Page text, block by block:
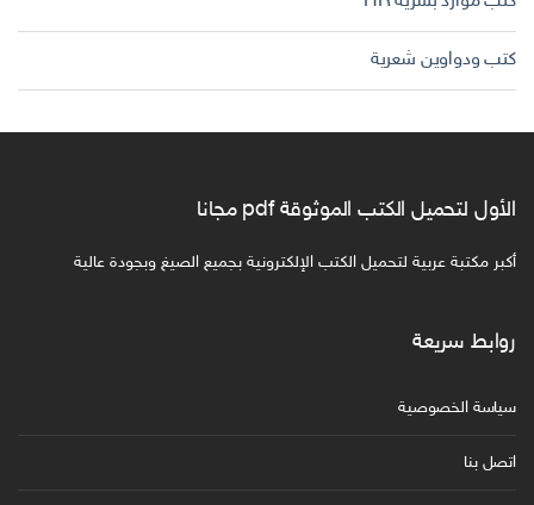
كتب ودواوين شعرية
الأول لتحميل الكتب الموثوقة pdf مجانا
أكبر مكتبة عربية لتحميل الكتب الإلكترونية بجميع الصيغ وبجودة عالية
روابط سريعة
سياسة الخصوصية
اتصل بنا